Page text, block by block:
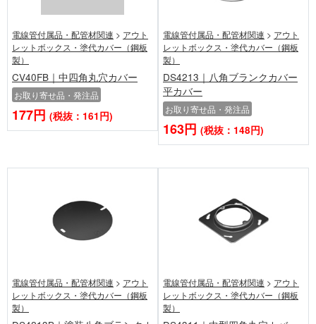
電線管付属品・配管材関連 > アウト
レットボックス・塗代カバー（鋼板
製）
CV40FB｜中四角丸穴カバー
お取り寄せ品・発注品
177円 (税抜：161円)
電線管付属品・配管材関連 > アウト
レットボックス・塗代カバー（鋼板
製）
DS4213｜八角ブランクカバー
平カバー
お取り寄せ品・発注品
163円 (税抜：148円)
電線管付属品・配管材関連 > アウト
レットボックス・塗代カバー（鋼板
製）
電線管付属品・配管材関連 > アウト
レットボックス・塗代カバー（鋼板
製）